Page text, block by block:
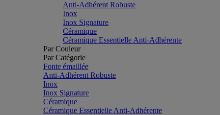
Anti-Adhérent Robuste
Inox
Inox Signature
Céramique
Céramique Essentielle Anti-Adhérente
Par Couleur
Par Catégorie
Fonte émaillée
Anti-Adhérent Robuste
Inox
Inox Signature
Céramique
Céramique Essentielle Anti-Adhérente